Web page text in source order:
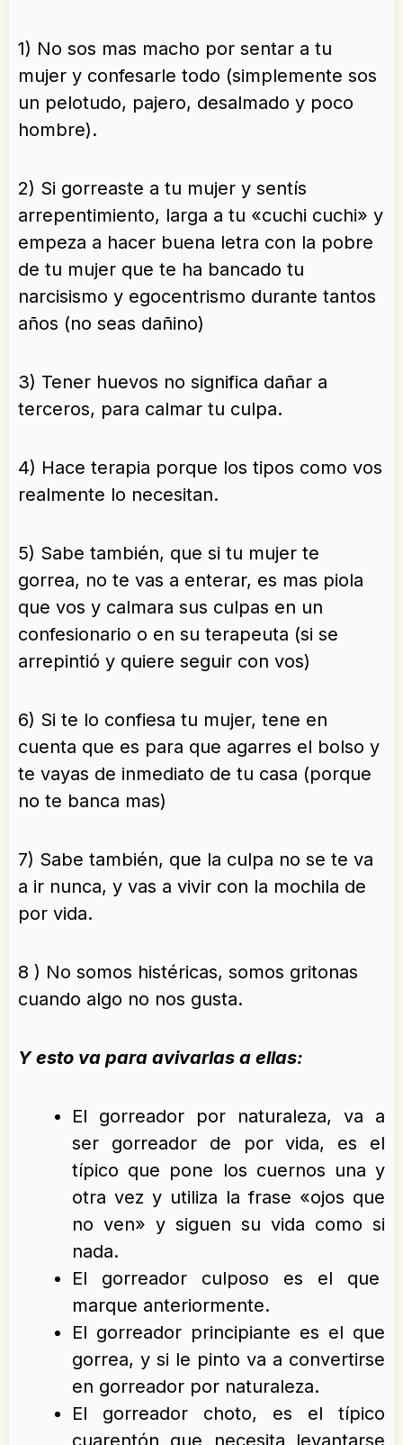
1) No sos mas macho por sentar a tu
mujer y confesarle todo (simplemente sos
un pelotudo, pajero, desalmado y poco
hombre).
2) Si gorreaste a tu mujer y sentís
arrepentimiento, larga a tu «cuchi cuchi» y
empeza a hacer buena letra con la pobre
de tu mujer que te ha bancado tu
narcisismo y egocentrismo durante tantos
años (no seas dañino)
3) Tener huevos no significa dañar a
terceros, para calmar tu culpa.
4) Hace terapia porque los tipos como vos
realmente lo necesitan.
5) Sabe también, que si tu mujer te
gorrea, no te vas a enterar, es mas piola
que vos y calmara sus culpas en un
confesionario o en su terapeuta (si se
arrepintió y quiere seguir con vos)
6) Si te lo confiesa tu mujer, tene en
cuenta que es para que agarres el bolso y
te vayas de inmediato de tu casa (porque
no te banca mas)
7) Sabe también, que la culpa no se te va
a ir nunca, y vas a vivir con la mochila de
por vida.
8 ) No somos histéricas, somos gritonas
cuando algo no nos gusta.
Y esto va para avivarlas a ellas:
El gorreador por naturaleza, va a
ser gorreador de por vida, es el
típico que pone los cuernos una y
otra vez y utiliza la frase «ojos que
no ven» y siguen su vida como si
nada.
El gorreador culposo es el que
marque anteriormente.
El gorreador principiante es el que
gorrea, y si le pinto va a convertirse
en gorreador por naturaleza.
El gorreador choto, es el típico
cuarentón que necesita levantarse